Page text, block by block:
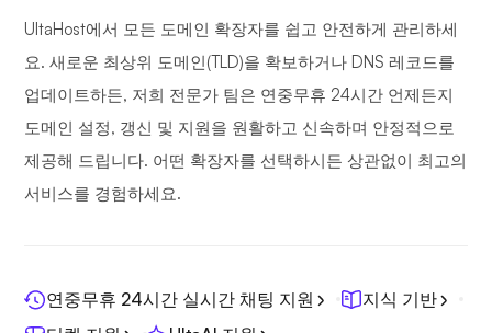
UltaHost에서 모든 도메인 확장자를 쉽고 안전하게 관리하세
요. 새로운 최상위 도메인(TLD)을 확보하거나 DNS 레코드를
업데이트하든, 저희 전문가 팀은 연중무휴 24시간 언제든지
도메인 설정, 갱신 및 지원을 원활하고 신속하며 안정적으로
제공해 드립니다. 어떤 확장자를 선택하시든 상관없이 최고의
서비스를 경험하세요.
연중무휴 24시간 실시간 채팅 지원
지식 기반